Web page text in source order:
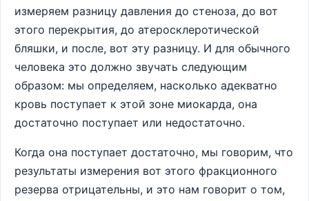
измеряем разницу давления до стеноза, до вот
этого перекрытия, до атеросклеротической
бляшки, и после, вот эту разницу. И для обычного
человека это должно звучать следующим
образом: мы определяем, насколько адекватно
кровь поступает к этой зоне миокарда, она
достаточно поступает или недостаточно.
Когда она поступает достаточно, мы говорим, что
результаты измерения вот этого фракционного
резерва отрицательны, и это нам говорит о том,